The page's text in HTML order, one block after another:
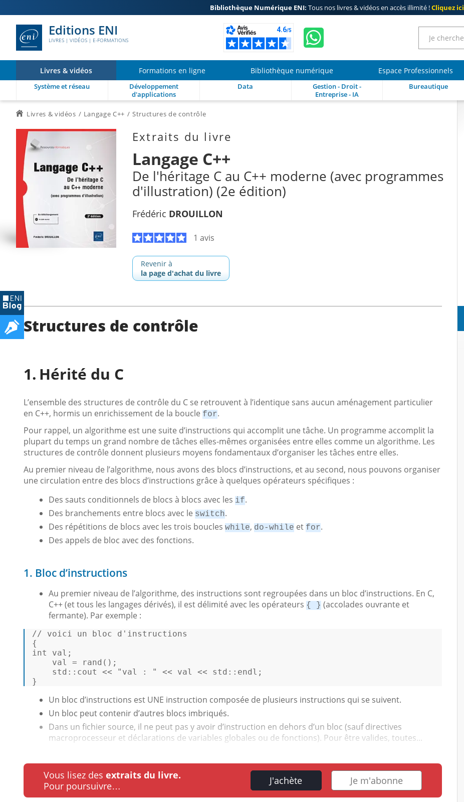
Bibliothèque Numérique ENI: Tous nos livres & vidéos en accès illimité !Cliquez ici
Editions ENI
LIVRES | VIDÉOS | E-FORMATIONS
Livres & vidéos Formations en ligne Bibliothèque numérique Espace Professionnels
Système et réseau
Développement
d'applications
Data
Gestion - Droit -
Entreprise - IA
Bureautique
Livres & vidéos Langage C++ Structures de contrôle
Extraits du livre
Langage C++
De l'héritage C au C++ moderne (avec programmes
d'illustration) (2e édition)
Frédéric DROUILLON
1 avis
Revenir à
la page d'achat du livre
Structures de contrôle
Hérité du C
L’ensemble des structures de contrôle du C se retrouvent à l’identique sans aucun aménagement particulier
en C++, hormis un enrichissement de la boucle for.
Pour rappel, un algorithme est une suite d’instructions qui accomplit une tâche. Un programme accomplit la
plupart du temps un grand nombre de tâches elles-mêmes organisées entre elles comme un algorithme. Les
structures de contrôle donnent plusieurs moyens fondamentaux d’organiser les tâches entre elles.
Au premier niveau de l’algorithme, nous avons des blocs d’instructions, et au second, nous pouvons organiser
une circulation entre des blocs d’instructions grâce à quelques opérateurs spécifiques :
Des sauts conditionnels de blocs à blocs avec les if.
Des branchements entre blocs avec le switch.
Des répétitions de blocs avec les trois boucles while, do-while et for.
Des appels de bloc avec des fonctions.
1. Bloc d’instructions
Au premier niveau de l’algorithme, des instructions sont regroupées dans un bloc d’instructions. En C,
C++ (et tous les langages dérivés), il est délimité avec les opérateurs { } (accolades ouvrante et
fermante). Par exemple :
// voici un bloc d'instructions
int
val;
val =
rand ();
std::cout <<
"val : "
<< val << std::endl;
}
Un bloc d’instructions est UNE instruction composée de plusieurs instructions qui se suivent.
Un bloc peut contenir d’autres blocs imbriqués.
Dans un fichier source, il ne peut pas y avoir d’instruction en dehors d’un bloc (sauf directives
macroprocesseur et déclarations de variables globales ou de fonctions). Pour être valides, toutes...
Vous lisez des extraits du livre.
Pour poursuivre…
J'achète Je m'abonne